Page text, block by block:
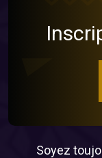
Soyez